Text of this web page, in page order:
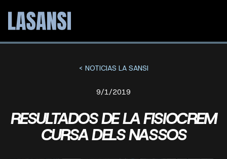
< NOTICIAS LA SANSI
9/1/2019
RESULTADOS DE LA FISIOCREM
CURSA DELS NASSOS